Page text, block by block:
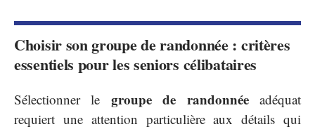
Choisir son groupe de randonnée : critères
essentiels pour les seniors célibataires
Sélectionner le groupe de randonnéeadéquat
requiert une attention particulière aux détails qui